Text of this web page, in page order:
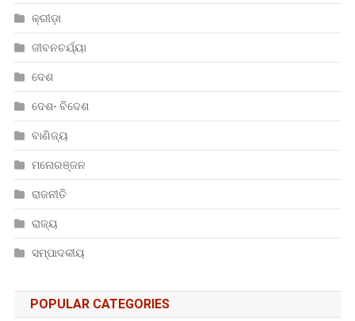
କ୍ରୀଡ଼ା
ଜୀବନଚର୍ଯ୍ୟା
ଦେଶ
ଦେଶ- ବିଦେଶ
ବାଣିଜ୍ୟ
ମନୋରଞ୍ଜନ
ରାଜନୀତି
ରାଜ୍ୟ
ସମ୍ପାଦକୀୟ
POPULAR CATEGORIES